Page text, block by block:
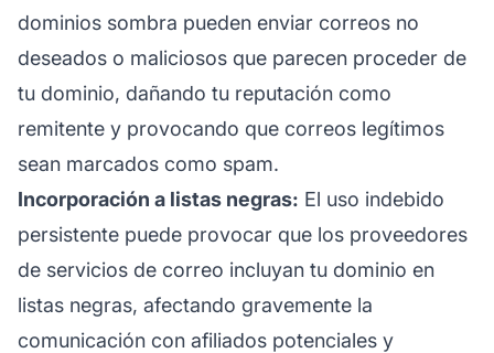
dominios sombra pueden enviar correos no
deseados o maliciosos que parecen proceder de
tu dominio, dañando tu reputación como
remitente y provocando que correos legítimos
sean marcados como spam.
Incorporación a listas negras: El uso indebido
persistente puede provocar que los proveedores
de servicios de correo incluyan tu dominio en
listas negras, afectando gravemente la
comunicación con afiliados potenciales y